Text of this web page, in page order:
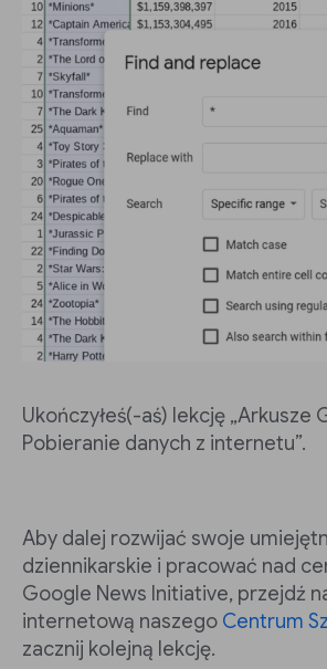
Ukończyłeś(-aś) lekcję „Arkusze
Pobieranie danych z internetu”.
Aby dalej rozwijać swoje
dziennikarskie i pracować nad
Google News Initiative, przejdź
internetową naszego Centrum
zacznij kolejną lekcję.